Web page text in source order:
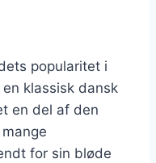
popularitet i
klassisk dansk
en del af den
for sin bløde